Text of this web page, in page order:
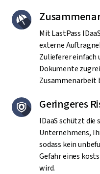
Mit LastPass
externe
Zulieferer einfach
Dokumente
Zusammenarbeit
Geringeres
IDaaS schützt die
Unternehmens,
sodass kein
Gefahr eines
wird.